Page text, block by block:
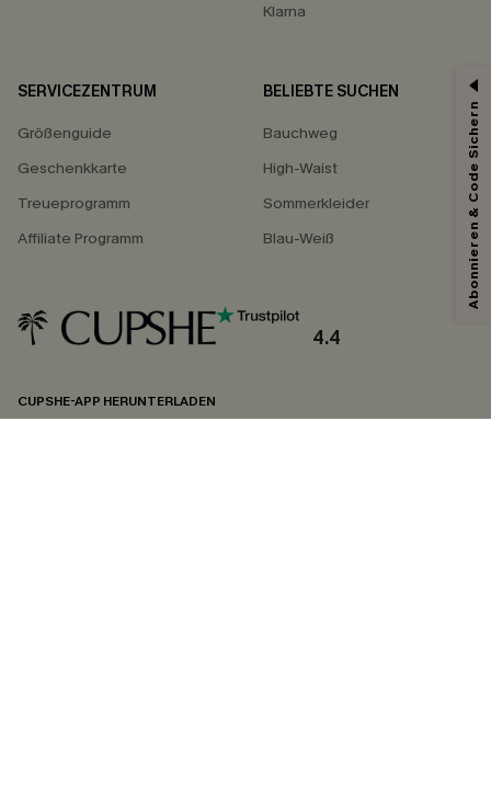
Klarna
SERVICEZENTRUM
Größenguide
Geschenkkarte
Treueprogramm
Affiliate Programm
BELIEBTE SUCHEN
Bauchweg
High-Waist
Sommerkleider
Blau-Weiß
4.4
CUPSHE-APP HERUNTERLADEN
15% ERHALTEN
15% ohne MBW für E-Mail-Abonnenten.
*Ein Code pro Bestellung. Jeder Code ist einmal gültig.
undDatenschutzbestimmungen. Sie können sich jederzeit abmelden.
Abonnieren & Code Sichern